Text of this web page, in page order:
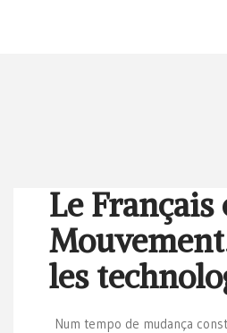
Le Français
les
Num tempo de mudança